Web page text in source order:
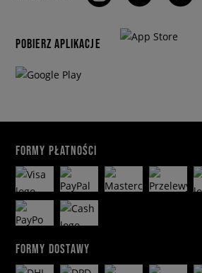
POBIERZ APLIKACJE
FORMY PŁATNOŚCI
FORMY DOSTAWY